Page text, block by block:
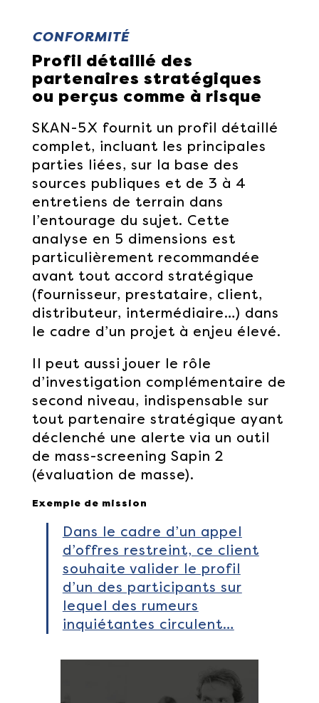
CONFORMITÉ
Profil détaillé des
partenaires stratégiques
ou perçus comme à risque
SKAN-5X fournit un profil détaillé
complet, incluant les principales
parties liées, sur la base des
sources publiques et de 3 à 4
entretiens de terrain dans
l’entourage du sujet. Cette
analyse en 5 dimensions est
particulièrement recommandée
avant tout accord stratégique
(fournisseur, prestataire, client,
distributeur, intermédiaire…) dans
le cadre d’un projet à enjeu élevé.
Il peut aussi jouer le rôle
d’investigation complémentaire de
second niveau, indispensable sur
tout partenaire stratégique ayant
déclenché une alerte via un outil
de mass-screening Sapin 2
(évaluation de masse).
Exemple de mission
Dans le cadre d’un appel
d’offres restreint, ce client
souhaite valider le profil
d’un des participants sur
lequel des rumeurs
inquiétantes circulent…